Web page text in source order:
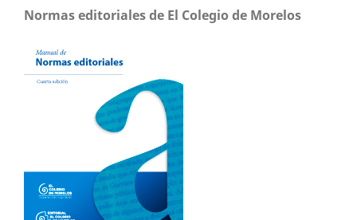
Normas editoriales de El Colegio de Morelos